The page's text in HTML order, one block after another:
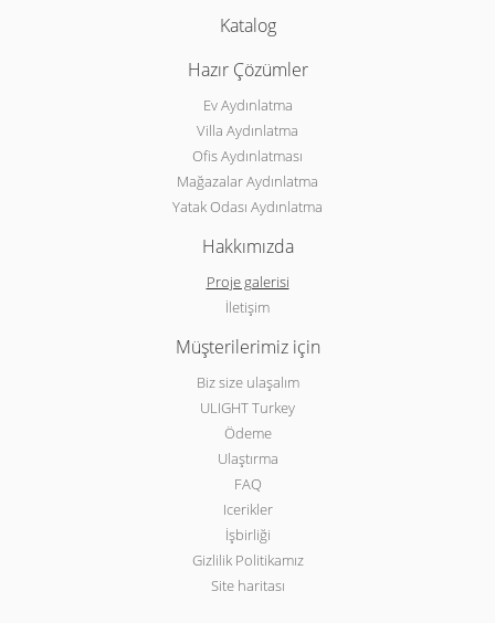
Katalog
Hazır Çözümler
Ev Aydınlatma
Villa Aydınlatma
Ofis Aydınlatması
Mağazalar Aydınlatma
Yatak Odası Aydınlatma
Hakkımızda
Proje galerisi
İletişim
Müşterilerimiz için
Biz size ulaşalım
ULIGHT Turkey
Ödeme
Ulaştırma
FAQ
Icerikler
İşbirliği
Gizlilik Politikamız
Site haritası